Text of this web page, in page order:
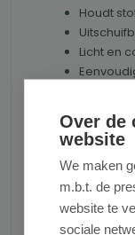
Houdt
Licht en
Lengte
Lengte
Totale
Over de
website
We maken
m.b.t. de
website te
sociale